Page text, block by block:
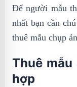
Để người mẫu
nhất bạn cần
thuê mẫu chụp
Thuê
hợp